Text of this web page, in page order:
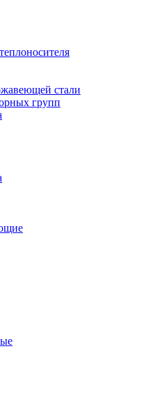
стали
групп